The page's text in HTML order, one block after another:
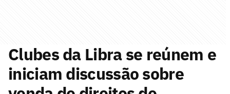
Clubes da Libra se reúnem e
iniciam discussão sobre